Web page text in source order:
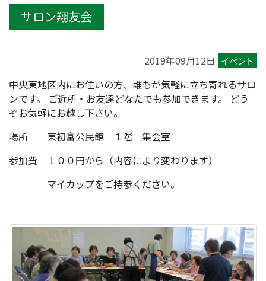
サロン翔友会
2019年09月12日 イベント
中央東地区内にお住いの方、誰もが気軽に立ち寄れるサロ
ンです。 ご近所・お友達どなたでも参加できます。 どう
ぞお気軽にお越し下さい。
場所 東初富公民館 １階 集会室
参加費 １００円から（内容により変わります）
マイカップをご持参ください。